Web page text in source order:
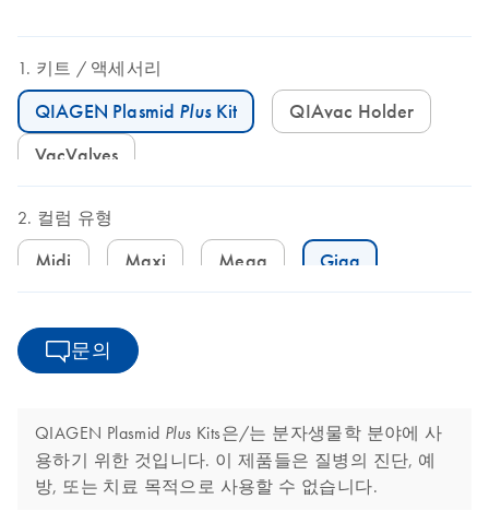
키트 액세서리
QIAGEN Plasmid PlusKit
QIAvac Holder
VacValves
컬럼 유형
Midi Maxi Mega Giga
문의
QIAGEN Plasmid Plus Kits은/는 분자생물학 분야에 사
용하기 위한 것입니다. 이 제품들은 질병의 진단, 예
방, 또는 치료 목적으로 사용할 수 없습니다.